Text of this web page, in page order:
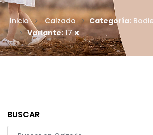
Inicio Calzado Categoría:
Variante:17
BUSCAR